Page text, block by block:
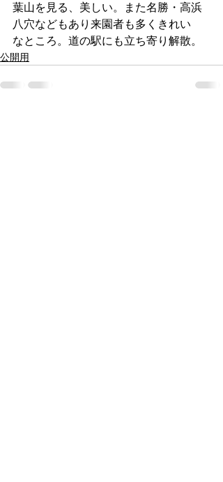
葉山を見る、美しい。また名勝・高浜
八穴などもあり来園者も多くきれい
なところ。道の駅にも立ち寄り解散。
公開用